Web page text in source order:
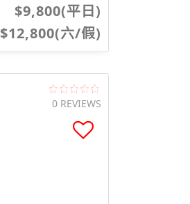
$9,800(平日)
$12,800(六/假)
0 REVIEWS